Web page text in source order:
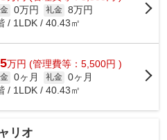
0万円 礼金 8万円
/ 1LDK / 40.43㎡
万円 (管理費等：5,500円 )
0ヶ月 礼金 0ヶ月
/ 1LDK / 40.43㎡
リオ